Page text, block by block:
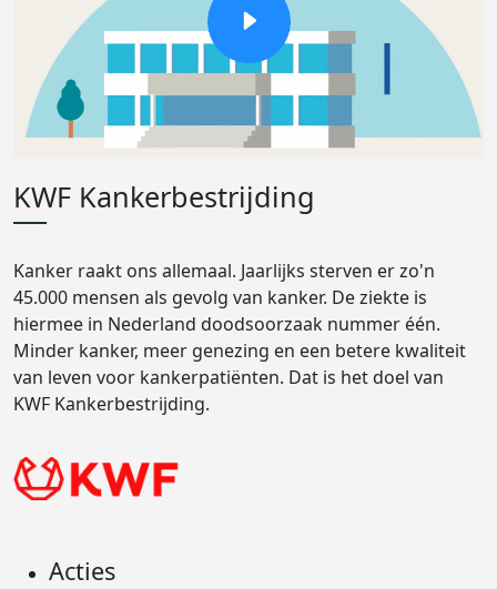
KWF Kankerbestrijding
Kanker raakt ons allemaal. Jaarlijks sterven er zo'n
45.000 mensen als gevolg van kanker. De ziekte is
hiermee in Nederland doodsoorzaak nummer één.
Minder kanker, meer genezing en een betere kwaliteit
van leven voor kankerpatiënten. Dat is het doel van
KWF Kankerbestrijding.
Acties